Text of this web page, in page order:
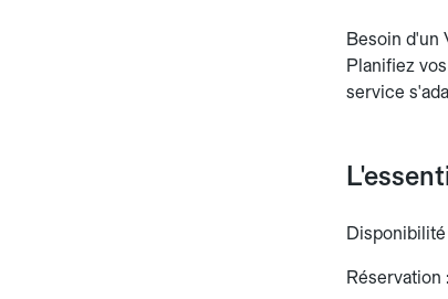
Besoin d'un
Planifiez
service